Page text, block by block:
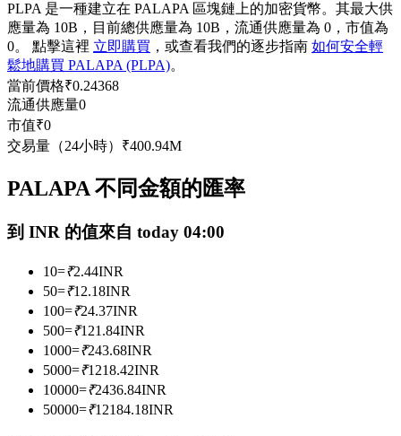
跟單
成為跟單交易員
坐享盈利分成和跟單分傭
PLPA 是一種建立在 PALAPA 區塊鏈上的加密貨幣。其最大供
應量為 10B，目前總供應量為 10B，流通供應量為 0，市值為
0。 點擊這裡 立即購買 ，或查看我們的逐步指南 如何安全輕
鬆地購買 PALAPA (PLPA)。
當前價格₹0.24368
流通供應量0
市值₹0
交易量（24小時） ₹400.94M
PALAPA 不同金額的匯率
到 INR 的值來自 today 04:00
10=₹2.44INR
50=₹12.18INR
100=₹24.37INR
500=₹121.84INR
1000=₹243.68INR
5000=₹1218.42INR
10000=₹2436.84INR
50000=₹12184.18INR